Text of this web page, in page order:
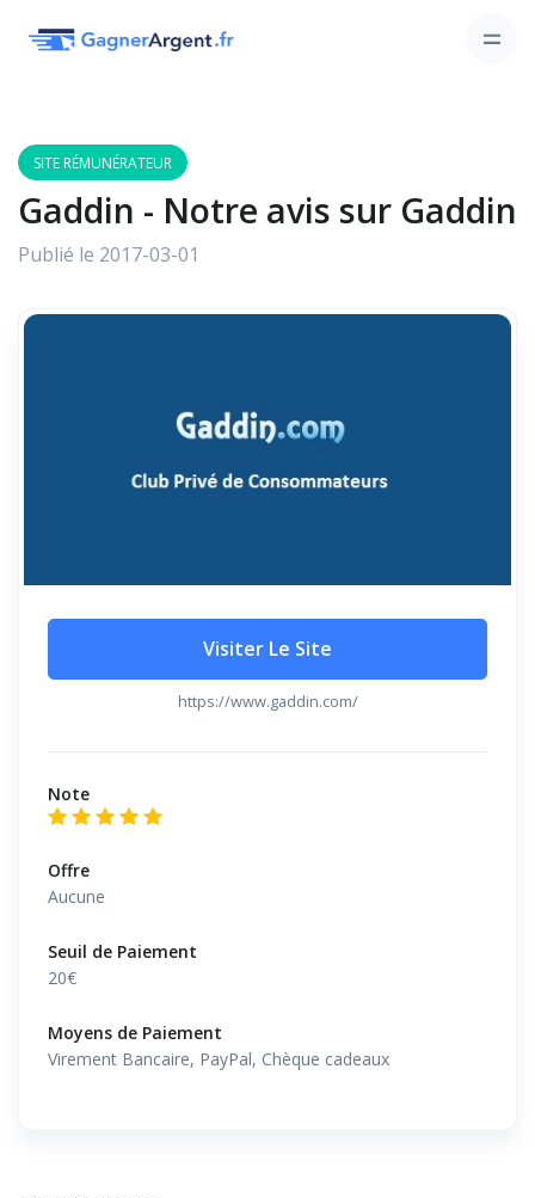
SITE RÉMUNÉRATEUR
Gaddin - Notre avis sur Gaddin
Publié le 2017-03-01
Visiter Le Site
https://www.gaddin.com/
Note
Offre
Aucune
Seuil de Paiement
20€
Moyens de Paiement
Virement Bancaire, PayPal, Chèque cadeaux